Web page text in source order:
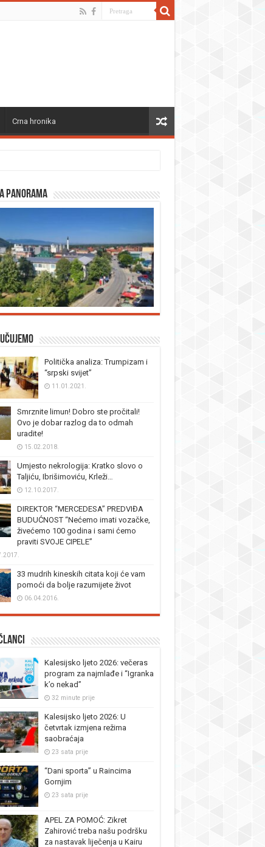
Crna hronika
panorama
Politička analiza: Trumpizam i
“srpski svijet”
11.01.2021.
Smrznite limun! Dobro ste pročitali!
Ovo je dobar razlog da to odmah
uradite!
15.02.2018.
Umjesto nekrologija: Kratko slovo o
Taljiću, Ibrišimoviću, Krleži…
12.10.2017.
DIREKTOR “MERCEDESA” PREDVIĐA
BUDUĆNOST “Nećemo imati vozačke,
živećemo 100 godina i sami ćemo
praviti SVOJE CIPELE”
33 mudrih kineskih citata koji će vam
pomoći da bolje razumijete život
06.04.2016.
Kalesijsko ljeto 2026: večeras
program za najmlađe i “Igranka
k’o nekad”
32 minute prije
Kalesijsko ljeto 2026: U
četvrtak izmjena režima
saobraćaja
23 sata prije
“Dani sporta” u Raincima
Gornjim
23 sata prije
APEL ZA POMOĆ: Zikret
Zahirović treba našu podršku
za nastavak liječenja u Kairu